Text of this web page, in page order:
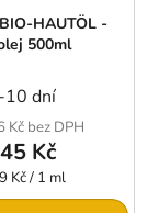
HAUTÖL -
500ml
10 dní
Kč bez DPH
Kč
Kč / 1 ml